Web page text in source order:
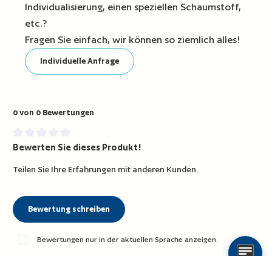
Individualisierung, einen speziellen Schaumstoff,
etc.?
Fragen Sie einfach, wir können so ziemlich alles!
Individuelle Anfrage
0 von 0 Bewertungen
Durchschnittliche Bewertung von 0 von 5 Sternen
Bewerten Sie dieses Produkt!
Teilen Sie Ihre Erfahrungen mit anderen Kunden.
Bewertung schreiben
Bewertungen nur in der aktuellen Sprache anzeigen.